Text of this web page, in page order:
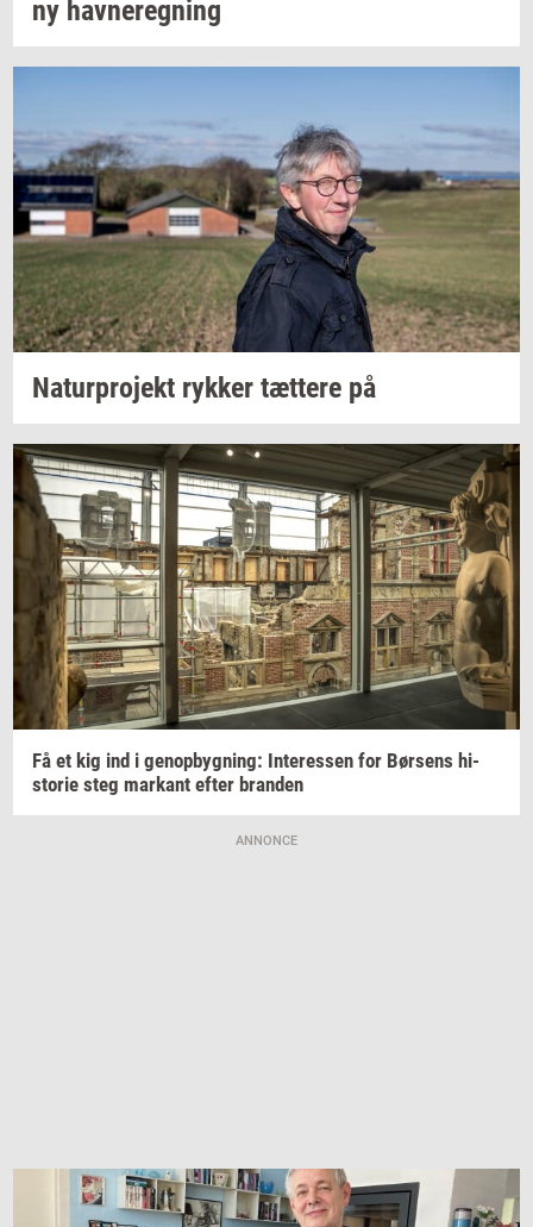
ny hav­ne­reg­ning
Na­tur­pro­jekt ryk­ker tæt­te­re på
Få et kig ind i genop­byg­ning: In­ter­es­sen for Bør­sens hi­
sto­rie steg mar­kant efter bran­den
ANNONCE